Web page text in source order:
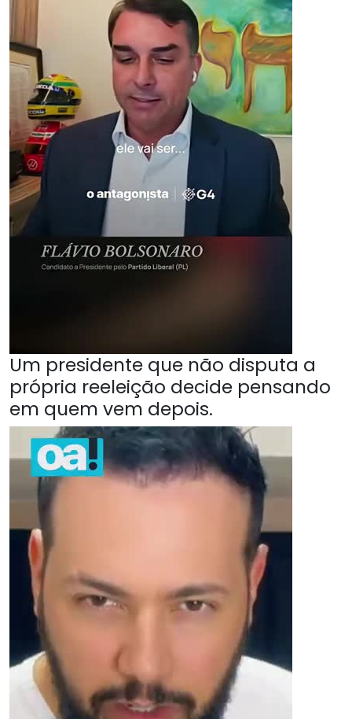
Um presidente que não disputa a
própria reeleição decide pensando
em quem vem depois.